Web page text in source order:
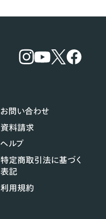
お問い合わせ
資料請求
ヘルプ
特定商取引法に基づく
表記
利用規約